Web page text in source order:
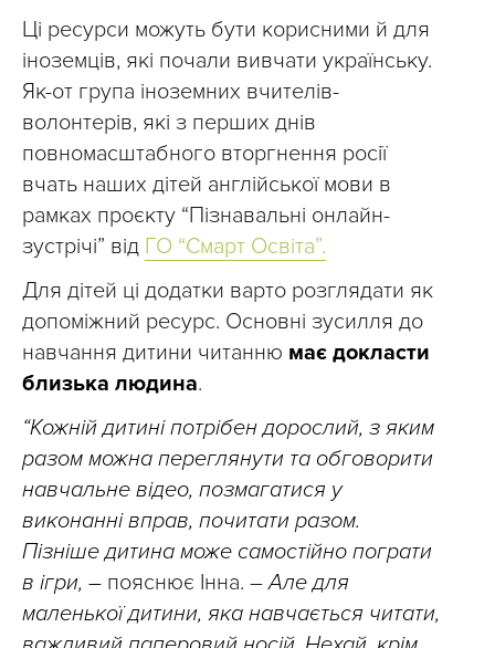
Ці ресурси можуть бути корисними й для
іноземців, які почали вивчати українську.
Як-от група іноземних вчителів-
волонтерів, які з перших днів
повномасштабного вторгнення росії
вчать наших дітей англійської мови в
рамках проєкту “Пізнавальні онлайн-
зустрічі” від ГО “Смарт Освіта”.
Для дітей ці додатки варто розглядати як
допоміжний ресурс. Основні зусилля до
навчання дитини читанню має докласти
близька людина.
“Кожній дитині потрібен дорослий, з яким
разом можна переглянути та обговорити
навчальне відео, позмагатися у
виконанні вправ, почитати разом.
Пізніше дитина може самостійно пограти
в ігри, – пояснює Інна. –Але для
маленької дитини, яка навчається читати,